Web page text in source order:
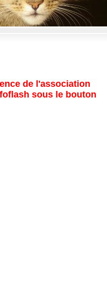
de l'association
sous le bouton